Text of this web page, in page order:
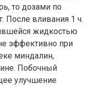
то дозами по
После вливания 1 ч.
жидкостью
эффективно при
миндалин,
Побочный
улучшение